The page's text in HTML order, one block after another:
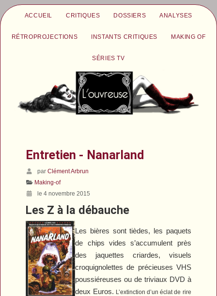
ACCUEIL CRITIQUES DOSSIERS ANALYSES
RÉTROPROJECTIONS INSTANTS CRITIQUES MAKING OF
SÉRIES TV
Entretien - Nanarland
parClément Arbrun
Making-of
le 4 novembre 2015
Les Z à la débauche
Les bières sont tièdes, les paquets
de chips vides s’accumulent près
des jaquettes criardes, visuels
croquignolettes de précieuses VHS
poussiéreuses ou de triviaux DVD à
deux Euros. L’extinction d’un éclat de rire